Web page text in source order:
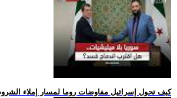
.. كيف تحول إسرائيل مفاوضات روما لمسار إملاء